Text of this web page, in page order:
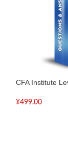
CFA Institute
¥499.00